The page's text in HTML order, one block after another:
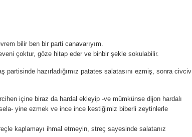
bilir ben bir parti canavarıyım.
çoktur, göze hitap eder ve binbir şekle sokulabilir.
partisinde hazırladığımız patates salatasını ezmiş, sonra civciv
içine biraz da hardal ekleyip -ve mümkünse dijon hardalı
yine ezmek ve ince ince kestiğimiz biberli zeytinlerle
kaplamayı ihmal etmeyin, streç sayesinde salatanız